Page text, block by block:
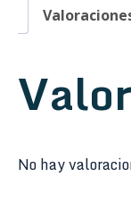
No hay